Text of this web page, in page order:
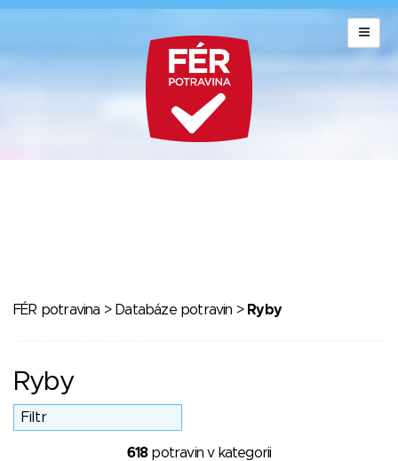
FÉR potravina > Databáze potravin > Ryby
Ryby
618potravin v kategorii